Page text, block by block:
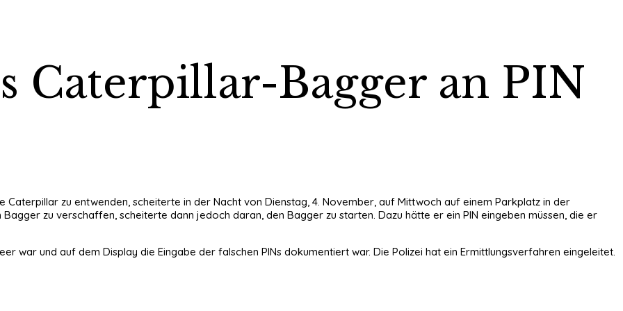
Caterpillar-Bagger an PIN
Caterpillar zu entwenden, scheiterte in der Nacht von Dienstag, 4. November, auf Mittwoch auf einem Parkplatz in der
zu verschaffen, scheiterte dann jedoch daran, den Bagger zu starten. Dazu hätte er ein PIN eingeben müssen, die er
war und auf dem Display die Eingabe der falschen PINs dokumentiert war. Die Polizei hat ein Ermittlungsverfahren eingeleitet.